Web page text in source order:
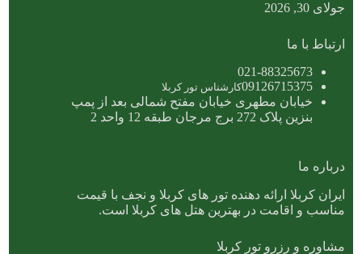
جولای 30, 2026
ارتباط با ما
021-88325673
09126715375کارشناس تور کربلا
خیابان مطهری خیابان مفتح شمالی بعد از پمپ
بنزین پلاک 272 برج مرجان طبقه 12 واحد 2
درباره ما
ایران کربلا ارائه دهنده تور های کربلا و نجف با قیمت
مناسب و اقامت در بهترین هتل های کربلا است.
مشاوره و رزرو تور کربلا